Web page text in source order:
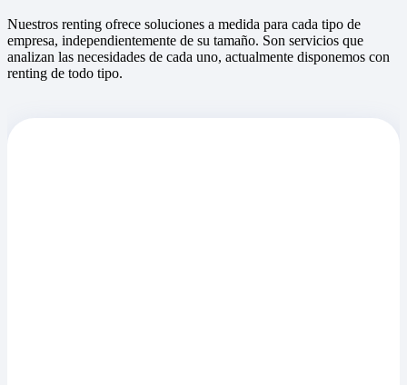
Nuestros renting ofrece soluciones a medida para cada tipo de
empresa, independientemente de su tamaño. Son servicios que
analizan las necesidades de cada uno, actualmente disponemos con
renting de todo tipo.